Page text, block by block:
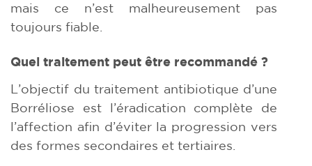
mais ce n’est malheureusement pas
toujours fiable.
Quel traitement peut être recommandé ?
L’objectif du traitement antibiotique d’une
Borréliose est l’éradication complète de
l’affection afin d’éviter la progression vers
des formes secondaires et tertiaires.